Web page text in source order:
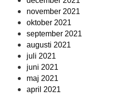
november 2021
oktober 2021
september 2021
augusti 2021
juli 2021
juni 2021
maj 2021
april 2021